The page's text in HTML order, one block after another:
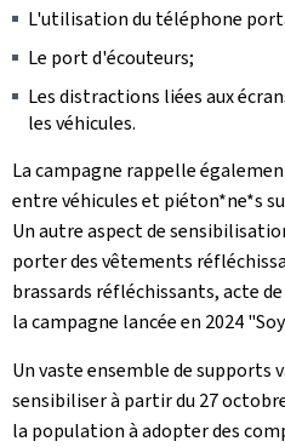
L'utilisation du téléphone
Le port d'écouteurs;
Les distractions liées aux
les véhicules.
La campagne rappelle
entre véhicules et piéton*ne*s
Un autre aspect de
porter des vêtements
brassards réfléchissants, acte
la campagne lancée en 2024
Un vaste ensemble de supports
sensibiliser à partir du 27
la population à adopter des